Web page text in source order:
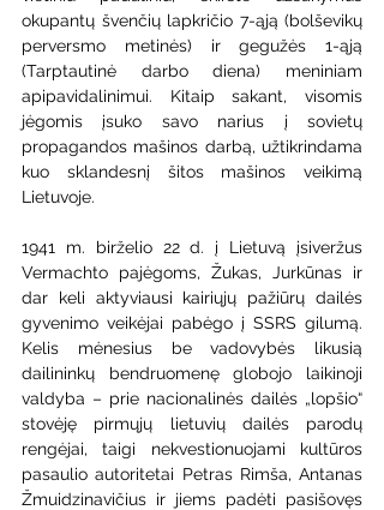
okupantų švenčių lapkričio 7-ąją (bolševikų
perversmo metinės) ir gegužės 1-ąją
(Tarptautinė darbo diena) meniniam
apipavidalinimui. Kitaip sakant, visomis
jėgomis įsuko savo narius į sovietų
propagandos mašinos darbą, užtikrindama
kuo sklandesnį šitos mašinos veikimą
Lietuvoje.
1941 m. birželio 22 d. į Lietuvą įsiveržus
Vermachto pajėgoms, Žukas, Jurkūnas ir
dar keli aktyviausi kairiųjų pažiūrų dailės
gyvenimo veikėjai pabėgo į SSRS gilumą.
Kelis mėnesius be vadovybės likusią
dailininkų bendruomenę globojo laikinoji
valdyba – prie nacionalinės dailės „lopšio“
stovėję pirmųjų lietuvių dailės parodų
rengėjai, taigi nekvestionuojami kultūros
pasaulio autoritetai Petras Rimša, Antanas
Žmuidzinavičius ir jiems padėti pasišovęs